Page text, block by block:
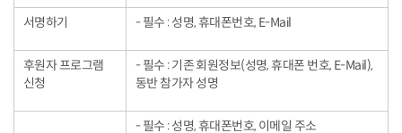
서명하기 - 필수 : 성명, 휴대폰번호, E-Mail
후원자 프로그램
신청
- 필수 : 기존 회원정보(성명, 휴대폰 번호, E-Mail),
동반 참가자 성명
- 필수 : 성명, 휴대폰번호, 이메일 주소